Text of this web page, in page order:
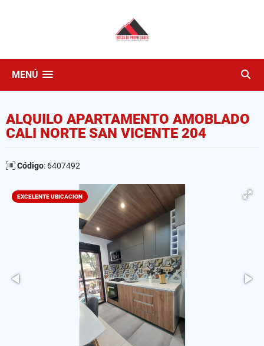
MENÚ
ALQUILO APARTAMENTO AMOBLADO
CALI NORTE SAN VICENTE 204
Código: 6407492
EXCELENTE UBICACION